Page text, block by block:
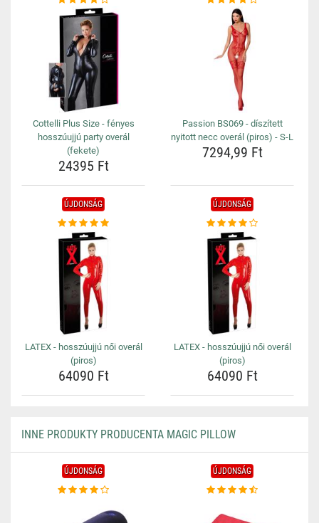
Cottelli Plus Size - fényes
hosszúujjú party overál
(fekete)
24395 Ft
Passion BS069 - díszített
nyitott necc overál (piros) - S-L
7294,99 Ft
ÚJDONSÁG
LATEX - hosszúujjú női overál
(piros)
64090 Ft
ÚJDONSÁG
LATEX - hosszúujjú női overál
(piros)
64090 Ft
INNE PRODUKTY PRODUCENTA MAGIC PILLOW
ÚJDONSÁG ÚJDONSÁG